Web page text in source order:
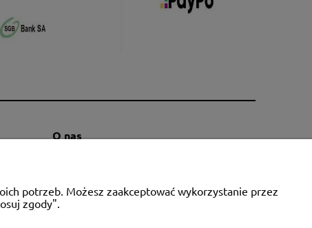
O nas
O firmie
potrzeb. Możesz zaakceptować wykorzystanie przez
zgody".